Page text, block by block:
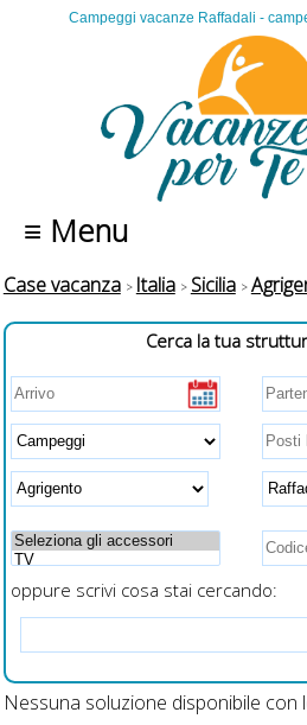
Campeggi vacanze Raffadali -
≡ Menu
Case vacanza Italia Sicilia
Cerca la tua
oppure scrivi cosa stai cercando:
Nessuna soluzione disponibile